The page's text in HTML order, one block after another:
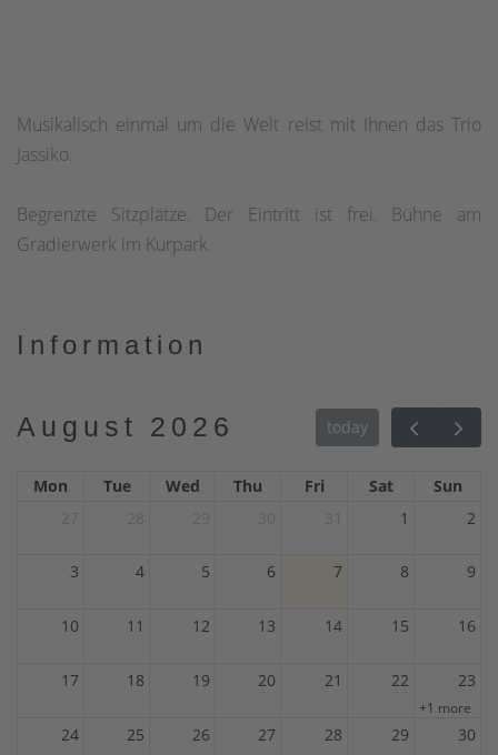
Musikalisch einmal um die Welt reist mit Ihnen das Trio
Jassiko.
Begrenzte Sitzplätze. Der Eintritt ist frei. Bühne am
Gradierwerk im Kurpark.
Information
August 2026 today
Mon Tue Wed Thu Fri Sat
Sun
1 2
3 4 5 6 7 8 9
10 11 12 13 14 15 16
17 18 19 20 21 22 23
+1 more
24 25 26 27 28 29 30